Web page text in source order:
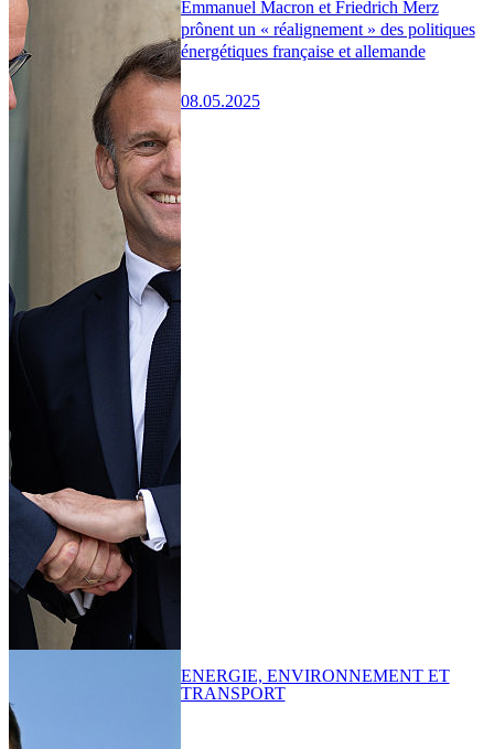
Emmanuel Macron et Friedrich Merz
prônent un « réalignement » des politiques
énergétiques française et allemande
08.05.2025
ENERGIE, ENVIRONNEMENT ET
TRANSPORT